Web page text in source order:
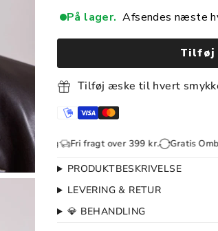
På lager. Afsendes næste
Tilføj
Tilføj æske til hvert
Fri fragt over 399 kr. Gratis Ombytning
PRODUKTBESKRIVELSE
LEVERING & RETUR
💎 BEHANDLING